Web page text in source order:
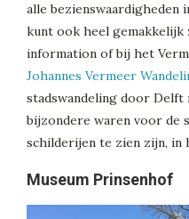
alle bezienswaardigheden
kunt ook heel
information of bij het
Johannes Vermeer
stadswandeling door Delft
bijzondere waren voor de
schilderijen te zien zijn, in
Museum Prinsenhof